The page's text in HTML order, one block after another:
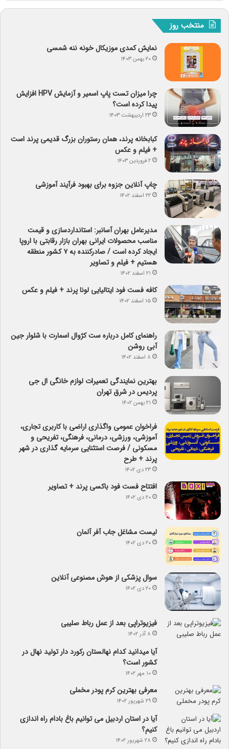
منتخب روز
نمایش کمدی موزیکال خونه ننه شمسی
۲۰ بهمن ۱۴۰۳
چرا میزان تست پاپ اسمیر و آزمایش HPV افزایش
پیدا کرده است؟
۲۳ اردیبهشت ۱۴۰۳
کبابخانه پرند، همان رستوران بزرگ قدیمی پرند است
+ فیلم و عکس
۲ فروردین ۱۴۰۳
چاپ آنلاین جزوه برای بهبود فرآیند آموزشی
۲۲ اسفند ۱۴۰۲
مدیرعامل بهران آسانبر: استانداردسازی و قیمت
مناسب محصولات ایرانی بهران بازار رقابتی با اروپا
ایجاد کرده است / صادرکننده به ۷ کشور منطقه
هستیم + فیلم و تصاویر
۲۱ اسفند ۱۴۰۲
کافه فست فود ایتالیایی لونا پرند + فیلم و عکس
۱۵ اسفند ۱۴۰۲
راهنمای کامل درباره ست کژوال اسمارت با شلوار جین
آبی روشن
۸ اسفند ۱۴۰۲
بهترین نمایندگی تعمیرات لوازم خانگی ال جی
پردیس در شرق تهران
۲۱ بهمن ۱۴۰۲
فراخوان عمومی واگذاری اراضی با کاربری تجاری،
آموزشی، ورزشی، درمانی، فرهنگی، تفریحی و
مسکونی / فرصت استثنایی سرمایه گذاری در شهر
پرند + طرح
۲۳ دی ۱۴۰۲
افتتاح فست فود باکسی پرند + تصاویر
۲۰ دی ۱۴۰۲
لیست مشاغل جاب آفر آلمان
۲۰ دی ۱۴۰۲
سوال پزشکی از هوش مصنوعی آنلاین
۲۰ دی ۱۴۰۲
فیزیوتراپی بعد از عمل رباط صلیبی
۸ آذر ۱۴۰۲
آیا می­دانید کدام نهالستان رکورد دار تولید نهال­ در
کشور است؟
۱۰ مهر ۱۴۰۲
معرفی بهترین کرم پودر مخملی
۲۹ شهریور ۱۴۰۲
آیا در استان اردبیل می توانیم باغ بادام راه اندازی
کنیم؟
۲۸ شهریور ۱۴۰۲